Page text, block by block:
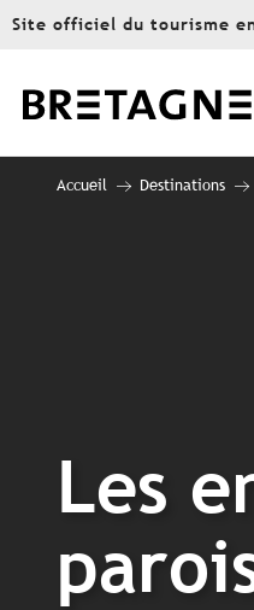
Aller
principal
Site officiel du tourisme
Accueil Destinations
Les